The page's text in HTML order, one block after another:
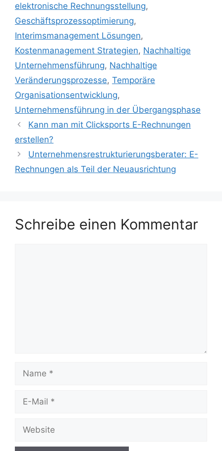
elektronische Rechnungsstellung,
Geschäftsprozessoptimierung,
Interimsmanagement Lösungen,
Kostenmanagement Strategien, Nachhaltige
Unternehmensführung, Nachhaltige
Veränderungsprozesse, Temporäre
Organisationsentwicklung,
Unternehmensführung in der Übergangsphase
Kann man mit Clicksports E-Rechnungen
erstellen?
Unternehmensrestrukturierungsberater: E-
Rechnungen als Teil der Neuausrichtung
Schreibe einen Kommentar
Mail